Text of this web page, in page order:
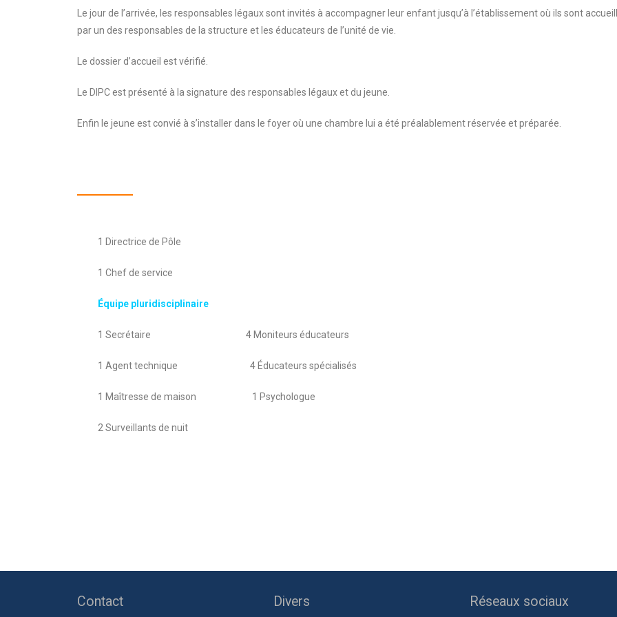
Le jour de l’arrivée, les responsables légaux sont invités à accompagner leur enfant jusqu’à l’établissement où ils sont
par un des responsables de la structure et les éducateurs de l’unité de vie.
Le dossier d’accueil est vérifié.
Le DIPC est présenté à la signature des responsables légaux et du jeune.
Enfin le jeune est convié à s’installer dans le foyer où une chambre lui a été préalablement réservée et préparée.
1 Directrice de Pôle
1 Chef de service
Équipe pluridisciplinaire
1 Secrétaire 4 Moniteurs éducateurs
1 Agent technique 4 Éducateurs spécialisés
1 Maîtresse de maison 1 Psychologue
2 Surveillants de nuit
Contact Divers Réseaux sociaux